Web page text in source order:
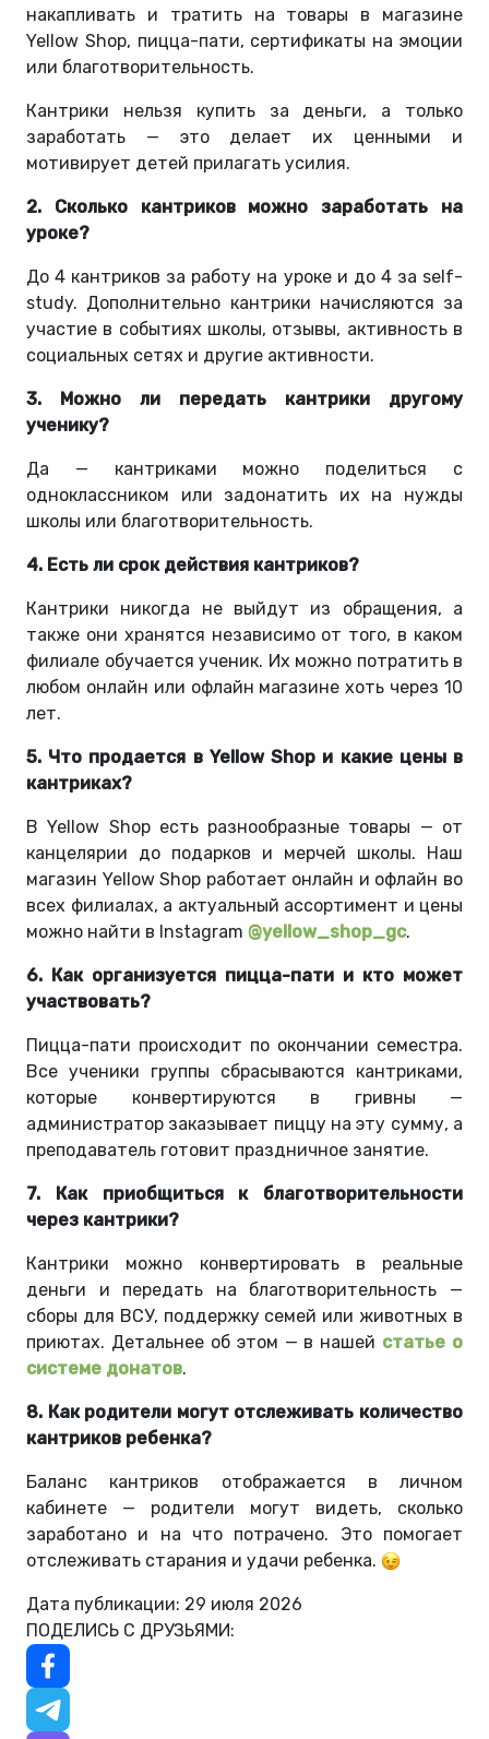
накапливать и тратить на товары в магазине
Yellow Shop, пицца-пати, сертификаты на эмоции
или благотворительность.
Кантрики нельзя купить за деньги, а только
заработать — это делает их ценными и
мотивирует детей прилагать усилия.
2. Сколько кантриков можно заработать на
уроке?
До 4 кантриков за работу на уроке и до 4 за self-
study. Дополнительно кантрики начисляются за
участие в событиях школы, отзывы, активность в
социальных сетях и другие активности.
3. Можно ли передать кантрики другому
ученику?
Да — кантриками можно поделиться с
одноклассником или задонатить их на нужды
школы или благотворительность.
4. Есть ли срок действия кантриков?
Кантрики никогда не выйдут из обращения, а
также они хранятся независимо от того, в каком
филиале обучается ученик. Их можно потратить в
любом онлайн или офлайн магазине хоть через 10
лет.
5. Что продается в Yellow Shop и какие цены в
кантриках?
В Yellow Shop есть разнообразные товары — от
канцелярии до подарков и мерчей школы. Наш
магазин Yellow Shop работает онлайн и офлайн во
всех филиалах, а актуальный ассортимент и цены
можно найти в Instagram @yellow_shop_gc.
6. Как организуется пицца-пати и кто может
участвовать?
Пицца-пати происходит по окончании семестра.
Все ученики группы сбрасываются кантриками,
которые конвертируются в гривны —
администратор заказывает пиццу на эту сумму, а
преподаватель готовит праздничное занятие.
7. Как приобщиться к благотворительности
через кантрики?
Кантрики можно конвертировать в реальные
деньги и передать на благотворительность —
сборы для ВСУ, поддержку семей или животных в
приютах. Детальнее об этом — в нашей статье о
системе донатов.
8. Как родители могут отслеживать количество
кантриков ребенка?
Баланс кантриков отображается в личном
кабинете — родители могут видеть, сколько
заработано и на что потрачено. Это помогает
отслеживать старания и удачи ребенка.
Дата публикации: 29 июля 2026
ПОДЕЛИСЬ С ДРУЗЬЯМИ: